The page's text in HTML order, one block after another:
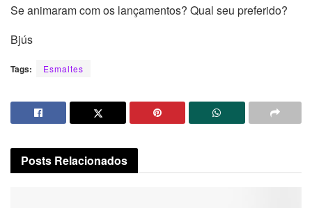
Se animaram com os lançamentos? Qual seu preferido?
Bjús
Tags: Esmaltes
Posts Relacionados